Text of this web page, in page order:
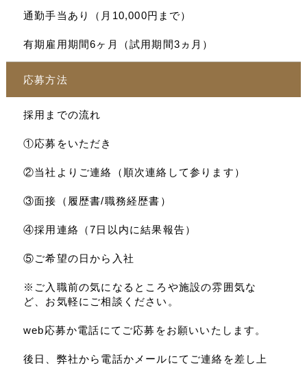
通勤手当あり（月10,000円まで）
有期雇用期間6ヶ月（試用期間3ヵ月）
応募方法
採用までの流れ
①応募をいただき
②当社よりご連絡（順次連絡して参ります）
③面接（履歴書/職務経歴書）
④採用連絡（7日以内に結果報告）
⑤ご希望の日から入社
※ご入職前の気になるところや施設の雰囲気な
ど、お気軽にご相談ください。
web応募か電話にてご応募をお願いいたします。
後日、弊社から電話かメールにてご連絡を差し上